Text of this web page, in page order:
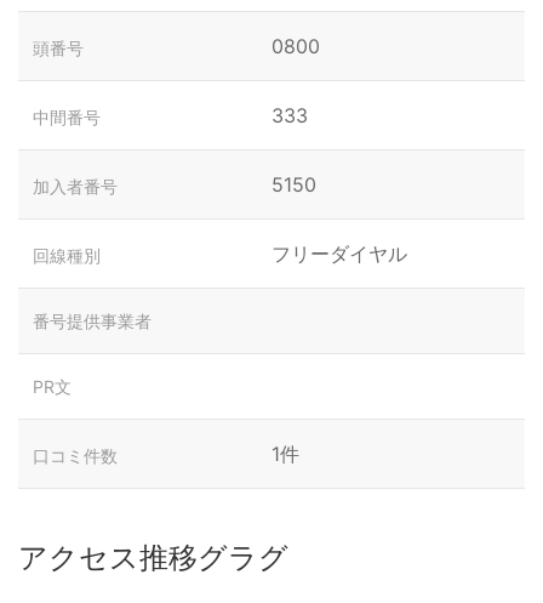
頭番号 0800
中間番号 333
加入者番号 5150
回線種別 フリーダイヤル
番号提供事業者
PR文
口コミ件数 1件
アクセス推移グラグ